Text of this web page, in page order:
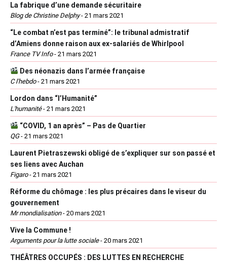
La fabrique d’une demande sécuritaire
Blog de Christine Delphy- 21 mars 2021
“Le combat n’est pas terminé”: le tribunal admistratif
d’Amiens donne raison aux ex-salariés de Whirlpool
France TV Info- 21 mars 2021
Des néonazis dans l’armée française
C l'hebdo- 21 mars 2021
Lordon dans “l’Humanité”
L'humanité- 21 mars 2021
“COVID, 1 an après” – Pas de Quartier
QG- 21 mars 2021
Laurent Pietraszewski obligé de s’expliquer sur son passé et
ses liens avec Auchan
Figaro- 21 mars 2021
Réforme du chômage : les plus précaires dans le viseur du
gouvernement
Mr mondialisation- 20 mars 2021
Vive la Commune !
Arguments pour la lutte sociale- 20 mars 2021
THÉÂTRES OCCUPÉS : DES LUTTES EN RECHERCHE